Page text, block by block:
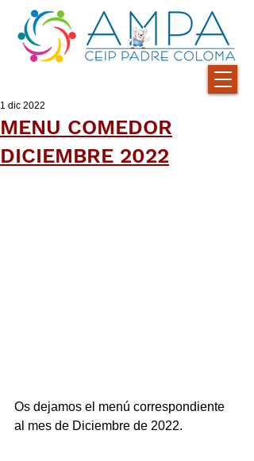
MENU COMEDOR
DICIEMBRE 2022
1 dic 2022
Os dejamos el menú correspondiente
al mes de Diciembre de 2022.